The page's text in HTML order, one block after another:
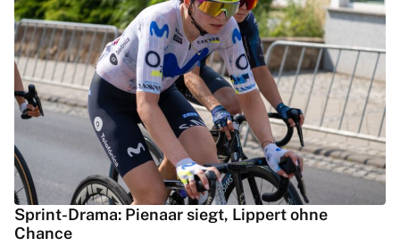
Sprint-Drama: Pienaar siegt, Lippert ohne
Chance